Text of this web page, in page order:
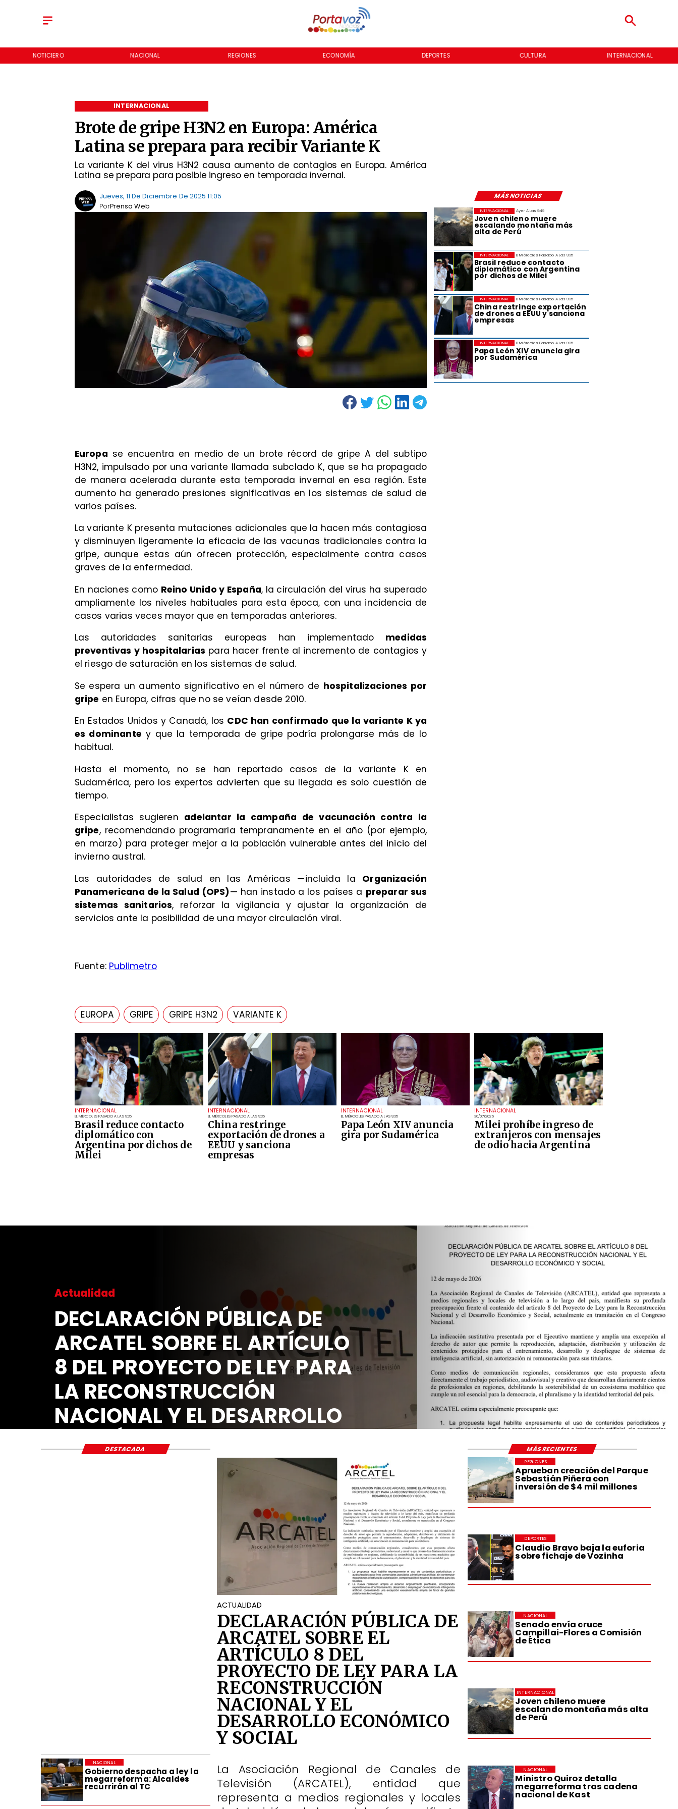
NOTICIERO NACIONAL REGIONES ECONOMÍA DEPORTES CULTURA INTERNACIONAL
Brote de gripe H3N2 en Europa: América
Latina se prepara para recibir Variante K
La variante K del virus H3N2 causa aumento de contagios en Europa. América
Latina se prepara para posible ingreso en temporada invernal.
INTERNACIONAL
MÁS NOTICIAS
Jueves, 11 De Diciembre De 2025 11:05
Prensa Web
Por
INTERNACIONAL
EL MIÉRCOLES PASADO A LAS 9:35
Brasil reduce contacto
diplomático con
Argentina por dichos de
Milei
INTERNACIONAL
EL MIÉRCOLES PASADO A LAS 9:35
China restringe
exportación de drones a
EEUU y sanciona
empresas
INTERNACIONAL
EL MIÉRCOLES PASADO A LAS 9:35
Papa León XIV anuncia
gira por Sudamérica
INTERNACIONAL
30/07/2026
Milei prohíbe ingreso de
extranjeros con mensajes
de odio hacia Argentina
Ayer A Las 9:49
Joven chileno muere
escalando montaña más
alta de Perú
INTERNACIONAL
El Miércoles Pasado A Las 9:35
Brasil reduce contacto
diplomático con Argentina
por dichos de Milei
INTERNACIONAL
El Miércoles Pasado A Las 9:35
China restringe exportación
de drones a EEUU y sanciona
empresas
INTERNACIONAL
El Miércoles Pasado A Las 9:35
Papa León XIV anuncia gira
por Sudamérica
INTERNACIONAL
Europa se encuentra en medio de un brote récord de gripe A del subtipo
H3N2, impulsado por una variante llamada subclado K, que se ha propagado
de manera acelerada durante esta temporada invernal en esa región. Este
aumento ha generado presiones significativas en los sistemas de salud de
varios países.
La variante K presenta mutaciones adicionales que la hacen más contagiosa
y disminuyen ligeramente la eficacia de las vacunas tradicionales contra la
gripe, aunque estas aún ofrecen protección, especialmente contra casos
graves de la enfermedad.
En naciones como Reino Unido y España, la circulación del virus ha superado
ampliamente los niveles habituales para esta época, con una incidencia de
casos varias veces mayor que en temporadas anteriores.
Las autoridades sanitarias europeas han implementado medidas
preventivas y hospitalarias para hacer frente al incremento de contagios y
el riesgo de saturación en los sistemas de salud.
Se espera un aumento significativo en el número de hospitalizaciones por
gripe en Europa, cifras que no se veían desde 2010.
En Estados Unidos y Canadá, los CDC han confirmado que la variante K ya
es dominante y que la temporada de gripe podría prolongarse más de lo
habitual.
Hasta el momento, no se han reportado casos de la variante K en
Sudamérica, pero los expertos advierten que su llegada es solo cuestión de
tiempo.
Especialistas sugieren adelantar la campaña de vacunación contra la
gripe, recomendando programarla tempranamente en el año (por ejemplo,
en marzo) para proteger mejor a la población vulnerable antes del inicio del
invierno austral.
Las autoridades de salud en las Américas —incluida la Organización
Panamericana de la Salud (OPS)— han instado a los países a preparar sus
sistemas sanitarios, reforzar la vigilancia y ajustar la organización de
servicios ante la posibilidad de una mayor circulación viral.
Fuente: Publimetro
EUROPA GRIPE GRIPE H3N2 VARIANTE K
Actualidad
DECLARACIÓN PÚBLICA DE
ARCATEL SOBRE EL ARTÍCULO
8 DEL PROYECTO DE LEY PARA
LA RECONSTRUCCIÓN
NACIONAL Y EL DESARROLLO
ECONÓMICO Y SOCIAL
Aprueban creación del Parque
Sebastián Piñera con
inversión de $4 mil millones
REGIONES
Claudio Bravo baja la euforia
sobre fichaje de Vozinha
DEPORTES
Senado envía cruce
Campillai-Flores a Comisión
de Ética
NACIONAL
Joven chileno muere
escalando montaña más alta
de Perú
INTERNACIONAL
Ministro Quiroz detalla
megarreforma tras cadena
nacional de Kast
NACIONAL
Gobierno despacha a ley la
megarreforma: Alcaldes
recurrirán al TC
NACIONAL
ACTUALIDAD
DECLARACIÓN PÚBLICA DE
ARCATEL SOBRE EL
ARTÍCULO 8 DEL
PROYECTO DE LEY PARA LA
RECONSTRUCCIÓN
NACIONAL Y EL
DESARROLLO ECONÓMICO
Y SOCIAL
La Asociación Regional de Canales de
Televisión (ARCATEL), entidad que
representa a medios regionales y locales
DESTACADA MÁS RECIENTES